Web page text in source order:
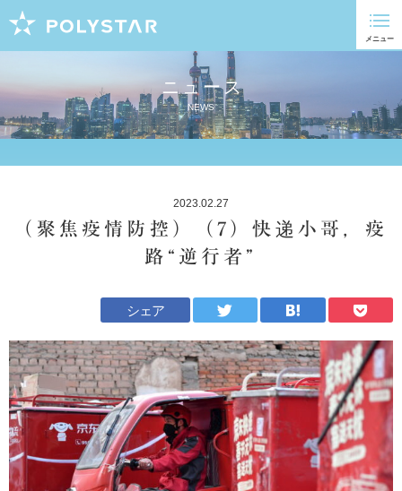
ニュース
NEWS
2023.02.27
（聚焦疫情防控）（7）快递小哥，疫
路“逆行者”
シェア